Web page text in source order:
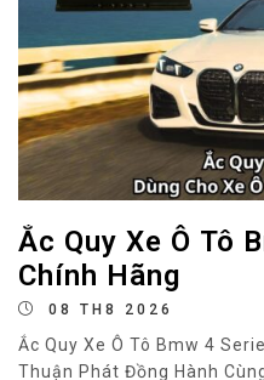
Ắc Quy Xe Ô Tô
Chính Hãng
08 TH8 2026
Ắc Quy Xe Ô Tô Bmw 4
Thuận Phát Đồng Hành